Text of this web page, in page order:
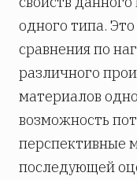
одного типа.
сравнения по
различного
материалов
возможность
перспективные
последующей